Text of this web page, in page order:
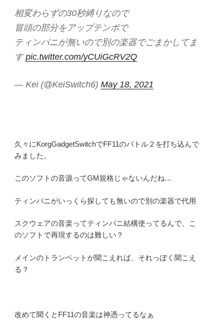
相変わらずの30秒縛りなので
冒頭の部分をアップテンポで
ティンパニが無いので別の楽器でごまかしてま
すpic.twitter.com/yCUiGcRV2Q
— Kei (@KeiSwitch6) May 18, 2021
久々にKorgGadgetSwitchでFF11のバトル２を打ち込んで
みました。
このソフトの音源ってGM規格じゃないんだね…
ティンパニがいっくら探しても無いので別の楽器で代用
スクウェアの音楽ってティンパニ結構使ってるんで、こ
のソフトで再現するのは難しい？
メインのトランペットが聞こえれば、それっぽく聞こえ
る？
改めて聞くとFF11の音楽は神憑ってるなぁ